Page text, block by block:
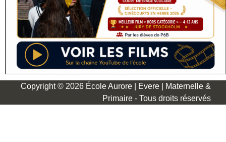
Copyright © 2026 École Aurore | Evere | Maternelle &
Primaire - Tous droits réservés